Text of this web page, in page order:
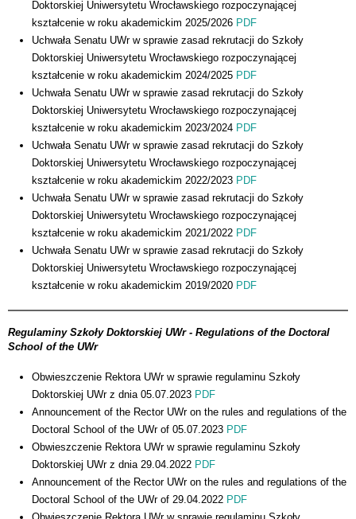
Doktorskiej Uniwersytetu Wrocławskiego rozpoczynającej
kształcenie w roku akademickim 2025/2026 PDF
Uchwała Senatu UWr w sprawie zasad rekrutacji do Szkoły
Doktorskiej Uniwersytetu Wrocławskiego rozpoczynającej
kształcenie w roku akademickim 2024/2025 PDF
Uchwała Senatu UWr w sprawie zasad rekrutacji do Szkoły
Doktorskiej Uniwersytetu Wrocławskiego rozpoczynającej
kształcenie w roku akademickim 2023/2024 PDF
Uchwała Senatu UWr w sprawie zasad rekrutacji do Szkoły
Doktorskiej Uniwersytetu Wrocławskiego rozpoczynającej
kształcenie w roku akademickim 2022/2023 PDF
Uchwała Senatu UWr w sprawie zasad rekrutacji do Szkoły
Doktorskiej Uniwersytetu Wrocławskiego rozpoczynającej
kształcenie w roku akademickim 2021/2022 PDF
Uchwała Senatu UWr w sprawie zasad rekrutacji do Szkoły
Doktorskiej Uniwersytetu Wrocławskiego rozpoczynającej
kształcenie w roku akademickim 2019/2020 PDF
Regulaminy Szkoły Doktorskiej UWr - Regulations of the Doctoral
School of the UWr
Obwieszczenie Rektora UWr w sprawie regulaminu Szkoły
Doktorskiej UWr z dnia 05.07.2023 PDF
Announcement of the Rector UWr on the rules and regulations of the
Doctoral School of the UWr of 05.07.2023 PDF
Obwieszczenie Rektora UWr w sprawie regulaminu Szkoły
Doktorskiej UWr z dnia 29.04.2022 PDF
Announcement of the Rector UWr on the rules and regulations of the
Doctoral School of the UWr of 29.04.2022 PDF